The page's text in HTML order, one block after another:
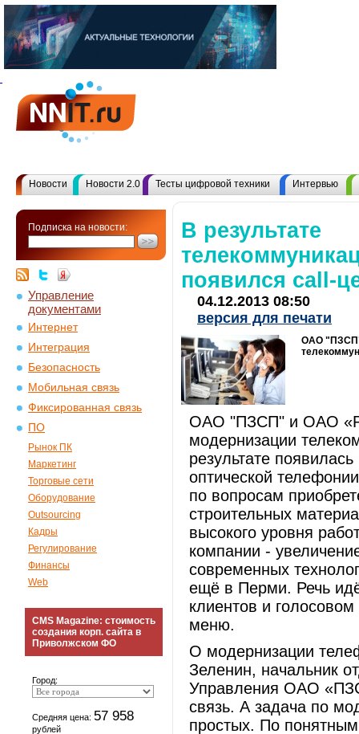
Новости Новости 2.0 Тесты цифровой техники Интервью
Подписка на новости:
Управление
документами
Интернет
Интеграция
Безопасность
Мобильная связь
Фиксированная связь
ПО
Рынок ПК
Маркетинг
Торговые сети
Оборудование
Outsourcing
Кадры
Регулирование
Финансы
Web
CMS Magazine: стоимость
создания корп. сайта в
Приволжском ФО
Город:
Средняя цена: 57 958
рублей
В результате
появился call-
04.12.2013 08:50
версия для печати
ОAО "ПЗСП"
ОAО "ПЗСП" и ОАО
модернизации
результате
оптической
по вопросам
строительных
высокого уровня
компании -
современных
ещё в Перми. Речь
клиентов и
меню.
О модернизации
Зеленин, начальник
Управления ОАО
связь. А задача по
простых. По